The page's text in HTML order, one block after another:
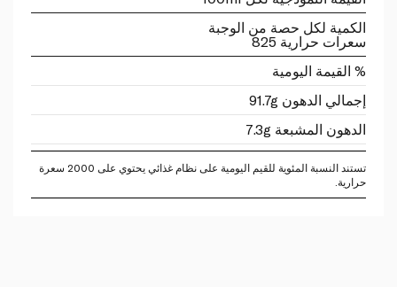
الكمية لكل حصة من الوجبة
سعرات حرارية 825
% القيمة اليومية
إجمالي الدهون 91.7g
الدهون المشبعة 7.3g
تستند النسبة المئوية للقيم اليومية على نظام غذائي يحتوي على 2000 سعرة
حرارية.